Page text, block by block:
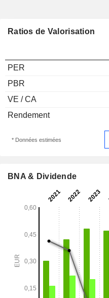
Ratios de Valorisation
PER
PBR
VE / CA
Rendement
* Données estimées
BNA & Dividende